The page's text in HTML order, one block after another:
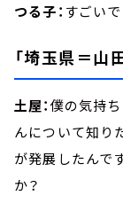
つる子： すごいで
「埼玉県＝山
土屋：僕の気持ち
んについて知り
が発展したんで
か？